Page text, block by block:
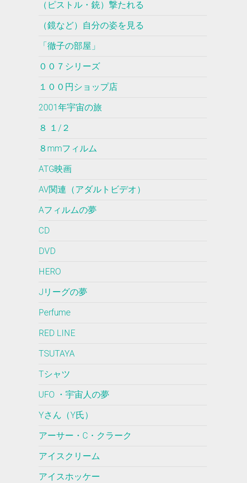
（ピストル・銃）撃たれる
（鏡など）自分の姿を見る
「徹子の部屋」
００７シリーズ
１００円ショップ店
2001年宇宙の旅
８ １/２
８mmフィルム
ATG映画
AV関連（アダルトビデオ）
Aフィルムの夢
CD
DVD
HERO
Jリーグの夢
Perfume
RED LINE
TSUTAYA
Tシャツ
UFO ・宇宙人の夢
Yさん（Y氏）
アーサー・C・クラーク
アイスクリーム
アイスホッケー